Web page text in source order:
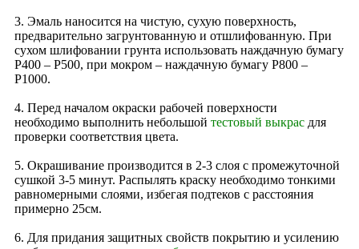
3. Эмаль наносится на чистую, сухую поверхность,
предварительно загрунтованную и отшлифованную. При
сухом шлифовании грунта использовать наждачную бумагу
Р400 – Р500, при мокром – наждачную бумагу Р800 –
Р1000.
4. Перед началом окраски рабочей поверхности
необходимо выполнить небольшой тестовый выкрас для
проверки соответствия цвета.
5. Окрашивание производится в 2‑3 слоя с промежуточной
сушкой 3-5 минут. Распылять краску необходимо тонкими
равномерными слоями, избегая подтеков с расстояния
примерно 25см.
6. Для придания защитных свойств покрытию и усилению